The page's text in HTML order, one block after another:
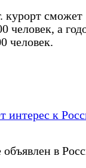
курорт сможет
человек, а
человек.
интерес к
в